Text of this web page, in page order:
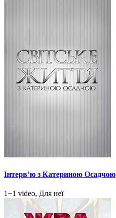
Інтерв’ю з Катериною Осадчою
1+1 video, Для неї